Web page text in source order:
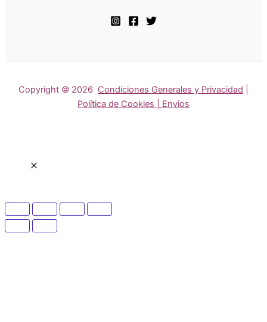
Copyright © 2026 Condiciones Generales y Privacidad
Política de Cookies | Envios